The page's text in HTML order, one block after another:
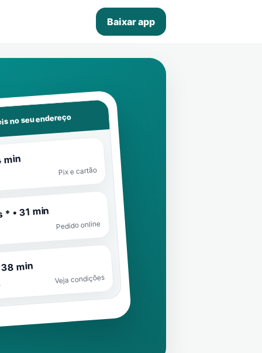
Baixar app
no seu endereço
min
Pix e cartão
• 31 min
Pedido online
min
Veja condições